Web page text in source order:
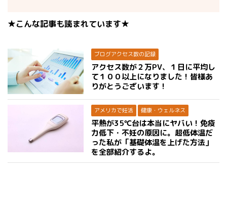
★こんな記事も読まれています★
ブログアクセス数の記録
アクセス数が２万PV、１日に平均し
て１００以上になりました！皆様あ
りがとうございます！
アメリカで妊活 健康・ウェルネス
平熱が35℃台は本当にヤバい！免疫
力低下・不妊の原因に。超低体温だ
った私が「基礎体温を上げた方法」
を全部紹介するよ。